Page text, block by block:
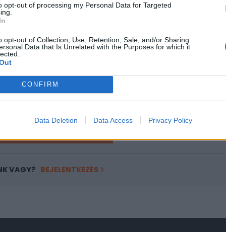
opt-out of processing my Personal Data for Targeted
opt-out of Collection, Use, Retention, Sale, and/or Sharing
Data that Is Unrelated with the Purposes for which it
CONFIRM
Data Deletion Data Access Privacy Policy
portfolio.hu hírarchívumához tartozik, melynek olvasása
cikkarchívum
elmúlt 2 év napon belüli
VAGY? BEJELENTKEZÉS